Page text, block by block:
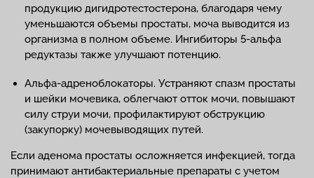
продукцию дигидротестостерона, благодаря чему
уменьшаются объемы простаты, моча выводится из
организма в полном объеме. Ингибиторы 5-альфа
редуктазы также улучшают потенцию.
Альфа-адреноблокаторы. Устраняют спазм простаты
и шейки мочевика, облегчают отток мочи, повышают
силу струи мочи, профилактируют обструкцию
(закупорку) мочевыводящих путей.
Если аденома простаты осложняется инфекцией, тогда
принимают антибактериальные препараты с учетом